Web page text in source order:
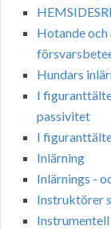
Hotande
Hundars
I
passivitet
I
Inlärning
Inlärnings -
Instruktörer